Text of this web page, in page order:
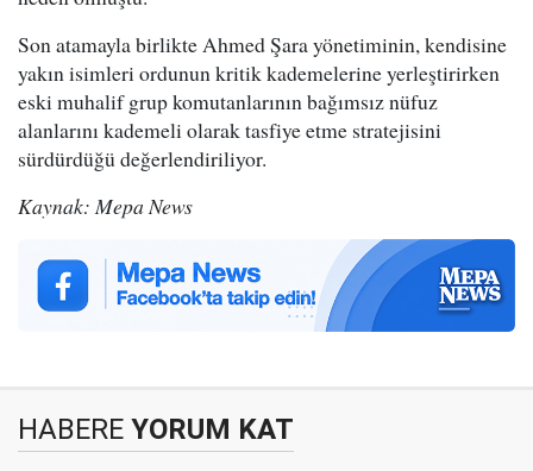
Son atamayla birlikte Ahmed Şara yönetiminin, kendisine
yakın isimleri ordunun kritik kademelerine yerleştirirken
eski muhalif grup komutanlarının bağımsız nüfuz
alanlarını kademeli olarak tasfiye etme stratejisini
sürdürdüğü değerlendiriliyor.
Kaynak: Mepa News
HABERE YORUM KAT